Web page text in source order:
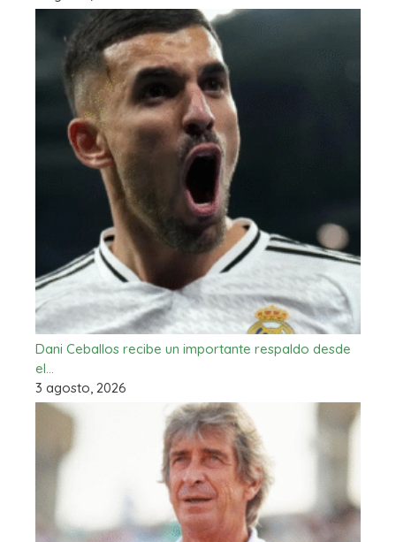
Dani Ceballos recibe un importante respaldo desde
el…
3 agosto, 2026